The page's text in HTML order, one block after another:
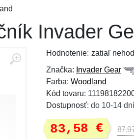
Invader
Hodnotenie: zatiaľ
Značka: Invader Gear
Farba: Woodland
Kód tovaru:
Dostupnosť: do 10-14
83,58 €